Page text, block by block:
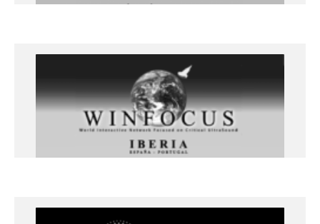
+info
Ecografía clínica en paciente
agudo, urgente y crítico – 20 y 21 de
enero 2023
Lleida
+info
Ecocardiografía en paciente agudo,